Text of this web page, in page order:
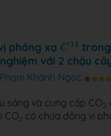
phóng xạ C14
C14 trong
với 2 chậu
Phạm Khánh Ngọc
sáng và cung cấp CO2
CO 2 có chứa đồng vị